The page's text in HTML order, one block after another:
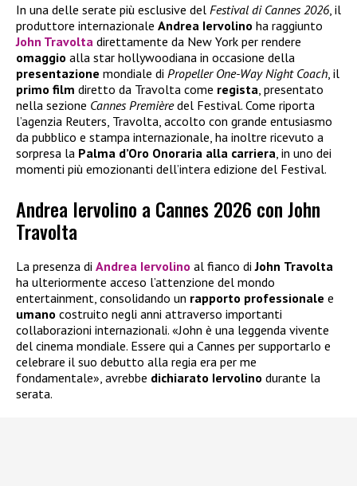
In una delle serate più esclusive del Festival di Cannes 2026 , il
produttore internazionale Andrea Iervolino ha raggiunto
John Travolta direttamente da New York per rendere
omaggio alla star hollywoodiana in occasione della
presentazione mondiale di Propeller One-Way Night Coach , il
primo film diretto da Travolta come regista , presentato
nella sezione Cannes Premièredel Festival. Come riporta
l’agenzia Reuters, Travolta, accolto con grande entusiasmo
da pubblico e stampa internazionale, ha inoltre ricevuto a
sorpresa la Palma d’Oro Onoraria alla carriera , in uno dei
momenti più emozionanti dell’intera edizione del Festival.
Andrea Iervolino a Cannes 2026 con John
Travolta
La presenza di Andrea Iervolino al fianco diJohn Travolta
ha ulteriormente acceso l’attenzione del mondo
entertainment, consolidando un rapporto professionale e
umano costruito negli anni attraverso importanti
collaborazioni internazionali. «John è una leggenda vivente
del cinema mondiale. Essere qui a Cannes per supportarlo e
celebrare il suo debutto alla regia era per me
fondamentale», avrebbe dichiarato Iervolino durante la
serata.